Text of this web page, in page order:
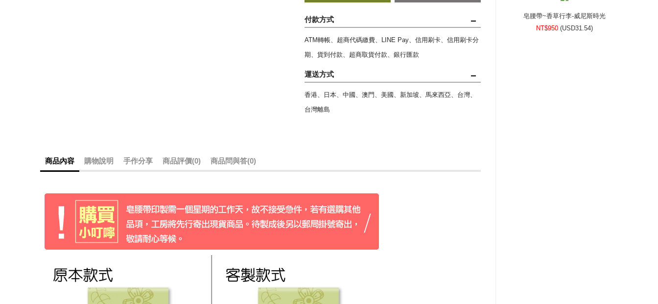
付款方式
ATM轉帳、超商代碼繳費、LINE Pay、信用刷卡、信用刷卡分
期、貨到付款、超商取貨付款、銀行匯款
運送方式
香港、日本、中國、澳門、美國、新加坡、馬來西亞、台灣、
台灣離島
商品內容 購物說明 手作分享 商品評價(0) 商品問與答(0)
皂腰帶~香草行李-威尼斯時光
NT$950 (USD31.54)